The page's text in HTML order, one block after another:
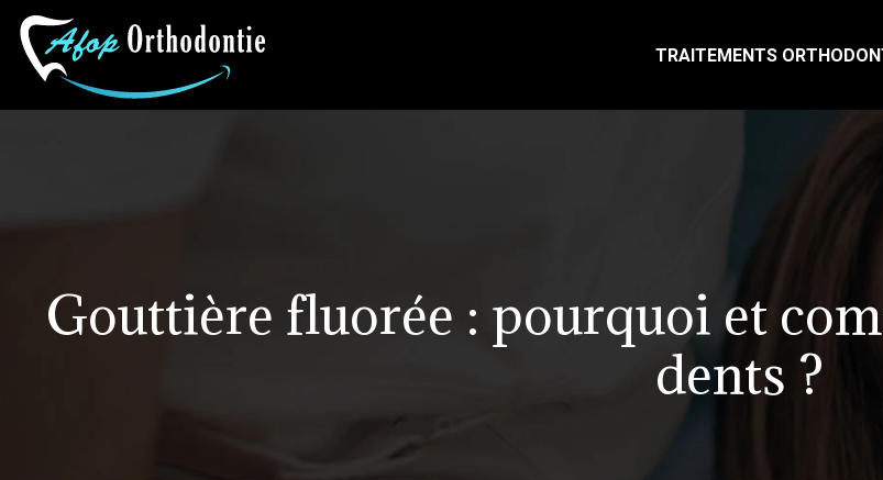
TRAITEMENTS
Gouttière fluorée : pourquoi et
dents ?